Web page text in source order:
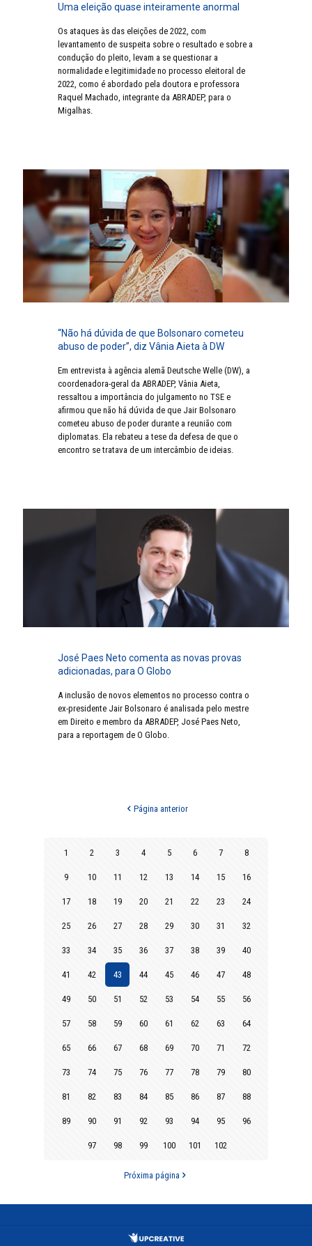
Uma eleição quase inteiramente anormal
Os ataques às das eleições de 2022, com
levantamento de suspeita sobre o resultado e sobre a
condução do pleito, levam a se questionar a
normalidade e legitimidade no processo eleitoral de
2022, como é abordado pela doutora e professora
Raquel Machado, integrante da ABRADEP, para o
Migalhas.
“Não há dúvida de que Bolsonaro cometeu
abuso de poder”, diz Vânia Aieta à DW
Em entrevista à agência alemã Deutsche Welle (DW), a
coordenadora-geral da ABRADEP, Vânia Aieta,
ressaltou a importância do julgamento no TSE e
afirmou que não há dúvida de que Jair Bolsonaro
cometeu abuso de poder durante a reunião com
diplomatas. Ela rebateu a tese da defesa de que o
encontro se tratava de um intercâmbio de ideias.
José Paes Neto comenta as novas provas
adicionadas, para O Globo
A inclusão de novos elementos no processo contra o
ex-presidente Jair Bolsonaro é analisada pelo mestre
em Direito e membro da ABRADEP, José Paes Neto,
para a reportagem de O Globo.
Página anterior
1 2 3 4 5 6 7 8
9 10 11 12 13 14 15 16
17 18 19 20 21 22 23 24
25 26 27 28 29 30 31 32
33 34 35 36 37 38 39 40
41 42 43 44 45 46 47 48
49 50 51 52 53 54 55 56
57 58 59 60 61 62 63 64
65 66 67 68 69 70 71 72
73 74 75 76 77 78 79 80
81 82 83 84 85 86 87 88
89 90 91 92 93 94 95 96
97 98 99 100 101 102
Próxima página